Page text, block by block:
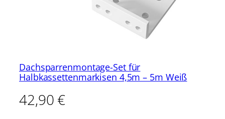
Dachsparrenmontage-Set für
Halbkassettenmarkisen 4,5m – 5m Weiß
42,90 €